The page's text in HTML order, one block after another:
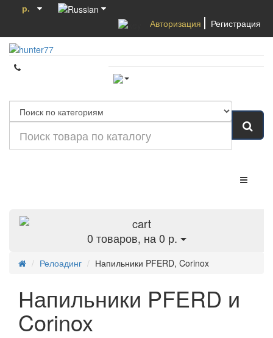
р.
Авторизация
Регистрация
0 товаров, на 0 р.
Релоадинг Напильники PFERD, Corinox
Напильники PFERD и
Corinox